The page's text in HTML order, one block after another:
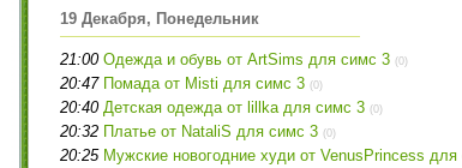
19 Декабря, Понедельник
21:00 Одежда и обувь от ArtSims для симс 3 (0)
20:47 Помада от Misti для симс 3 (0)
20:40 Детская одежда от lillka для симс 3 (0)
20:32 Платье от NataliS для симс 3 (0)
20:25 Мужские новогодние худи от VenusPrincess